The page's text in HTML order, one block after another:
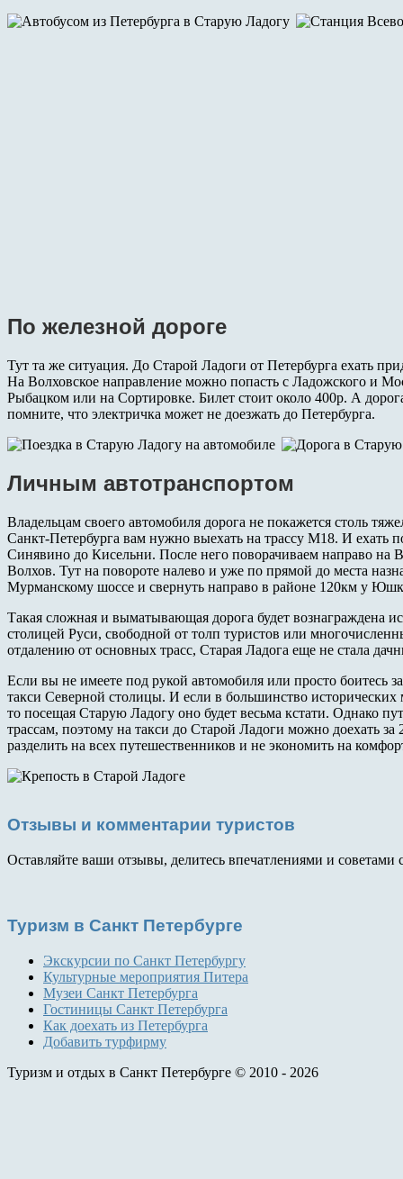
По железной дороге
Тут та же ситуация. До Старой Ладоги от Петербурга ехать
На Волховское направление можно попасть с Ладожского и
Рыбацком или на Сортировке. Билет стоит около 400р. А
помните, что электричка может не доезжать до Петербурга.
Личным автотранспортом
Владельцам своего автомобиля дорога не покажется столь
Санкт-Петербурга вам нужно выехать на трассу М18. И ехать
Синявино до Кисельни. После него поворачиваем направо на
Волхов. Тут на повороте налево и уже по прямой до места
Мурманскому шоссе и свернуть направо в районе 120км у
Такая сложная и выматывающая дорога будет вознаграждена
столицей Руси, свободной от толп туристов или
отдалению от основных трасс, Старая Ладога еще не стала
Если вы не имеете под рукой автомобиля или просто боитесь
такси Северной столицы. И если в большинство исторических
то посещая Старую Ладогу оно будет весьма кстати. Однако
трассам, поэтому на такси до Старой Ладоги можно доехать
разделить на всех путешественников и не экономить на
Отзывы и комментарии туристов
Оставляйте ваши отзывы, делитесь впечатлениями и советами
Туризм в Санкт Петербурге
Экскурсии по Санкт Петербургу
Культурные мероприятия Питера
Музеи Санкт Петербурга
Гостиницы Санкт Петербурга
Как доехать из Петербурга
Добавить турфирму
Туризм и отдых в Санкт Петербурге © 2010 - 2026